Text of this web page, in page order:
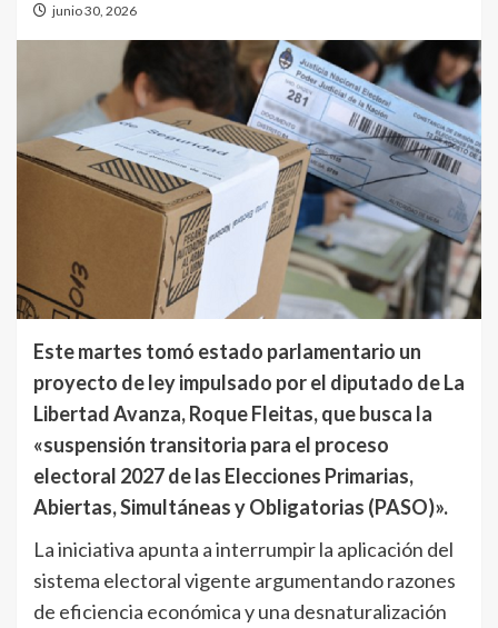
junio 30, 2026
Este martes tomó estado parlamentario un
proyecto de ley impulsado por el diputado de La
Libertad Avanza, Roque Fleitas, que busca la
«suspensión transitoria para el proceso
electoral 2027 de las Elecciones Primarias,
Abiertas, Simultáneas y Obligatorias (PASO)».
La iniciativa apunta a interrumpir la aplicación del
sistema electoral vigente argumentando razones
de eficiencia económica y una desnaturalización